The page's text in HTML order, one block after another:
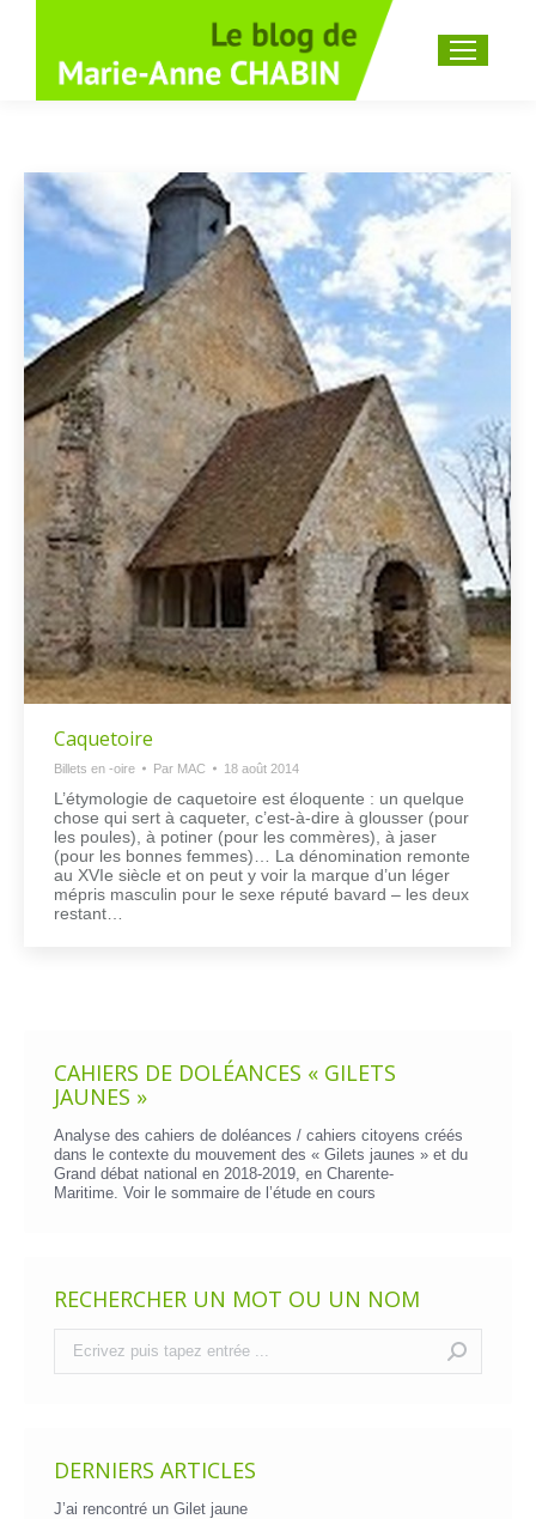
Recherche
Caquetoire
Billets en -oire Par MAC 18 août 2014
L’étymologie de caquetoire est éloquente : un quelque
chose qui sert à caqueter, c’est-à-dire à glousser (pour
les poules), à potiner (pour les commères), à jaser
(pour les bonnes femmes)… La dénomination remonte
au XVIe siècle et on peut y voir la marque d’un léger
mépris masculin pour le sexe réputé bavard – les deux
restant…
CAHIERS DE DOLÉANCES « GILETS
JAUNES »
Analyse des cahiers de doléances / cahiers citoyens créés
dans le contexte du mouvement des « Gilets jaunes » et du
Grand débat national en 2018-2019, en Charente-
Maritime. Voir le sommaire de l’étude en cours
RECHERCHER UN MOT OU UN NOM
DERNIERS ARTICLES
J’ai rencontré un Gilet jaune